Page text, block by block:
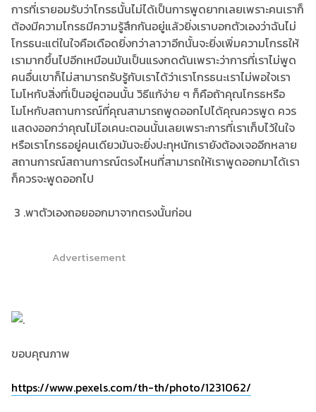
การที่เรายอมรับว่าโกรธนั้นไม่ได้เป็นการพูดยากเลยเพราะคนเราก็
ต้องมีความโกรธมีความรู้สึกกันอยู่แล้วยิ่งเราบอกตัวเองว่าฉันไม่
โกรธนะแต่ในใจคือเดือดยิ่งกว่าลาวาอีกนั้นจะยิ่งเพิ่มความโกรธให้
เรามากขึ้นไปอีกเหมือนมันเป็นแรงกดดันเพราะว่าการที่เราไม่พูด
คนอื่นเขาก็ไม่สามารถรับรู้กับเราได้ว่าเราโกรธนะเราไม่พอใจเรา
โมโหกับสิ่งที่เป็นอยู่ตอนนั้น วิธีแก้ง่าย ๆ ก็คือถ้าคุณโกรธหรือ
โมโหกับสถานการณ์ที่คุณสามารถพูดออกไปได้คุณควรพูด ควร
แสดงออกว่าคุณไม่โอเคนะตอนนั้นเลยเพราะการที่เราเก็บไว้ในใจ
หรือเราโกรธอยู่คนเดียวมันจะยิ่งปะทุหนักเรายังต้องเจออีกหลาย
สถานการณ์สถานการณ์ตรงไหนที่สามารถให้เราพูดออกมาได้เรา
ก็ควรจะพูดออกไป
3 .พาตัวเองถอยออกมาจากตรงนั้นก่อน
Advertisement
ขอบคุณภาพ
https://www.pexels.com/th-th/photo/1231062/